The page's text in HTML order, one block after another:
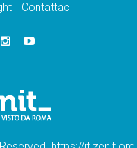
Contattaci